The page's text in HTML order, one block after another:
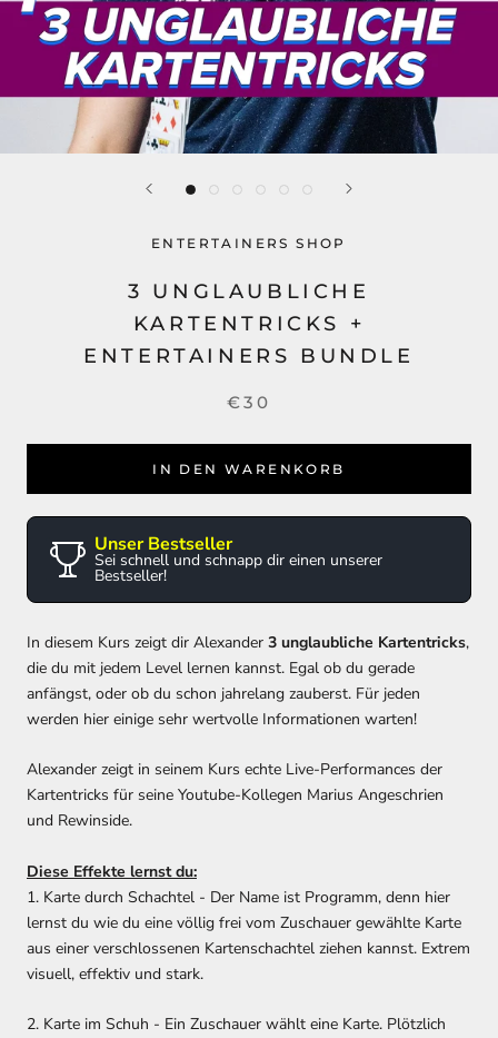
ENTERTAINERS SHOP
3 UNGLAUBLICHE
KARTENTRICKS +
ENTERTAINERS BUNDLE
€30
IN DEN WARENKORB
Unser Bestseller
Sei schnell und schnapp dir einen unserer
Bestseller!
In diesem Kurs zeigt dir Alexander 3 unglaubliche Kartentricks,
die du mit jedem Level lernen kannst. Egal ob du gerade
anfängst, oder ob du schon jahrelang zauberst. Für jeden
werden hier einige sehr wertvolle Informationen warten!
Alexander zeigt in seinem Kurs echte Live-Performances der
Kartentricks für seine Youtube-Kollegen Marius Angeschrien
und Rewinside.
Diese Effekte lernst du:
1. Karte durch Schachtel - Der Name ist Programm, denn hier
lernst du wie du eine völlig frei vom Zuschauer gewählte Karte
aus einer verschlossenen Kartenschachtel ziehen kannst. Extrem
visuell, effektiv und stark.
2. Karte im Schuh - Ein Zuschauer wählt eine Karte. Plötzlich